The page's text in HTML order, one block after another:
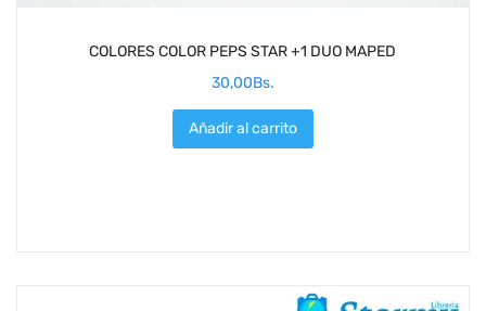
COLORES COLOR PEPS STAR +1 DUO MAPED
30,00Bs.
Añadir al carrito